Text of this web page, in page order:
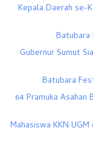
Kepala Daerah se-
Gubernur Sumut
Batubara
64 Pramuka Asahan
Mahasiswa KKN